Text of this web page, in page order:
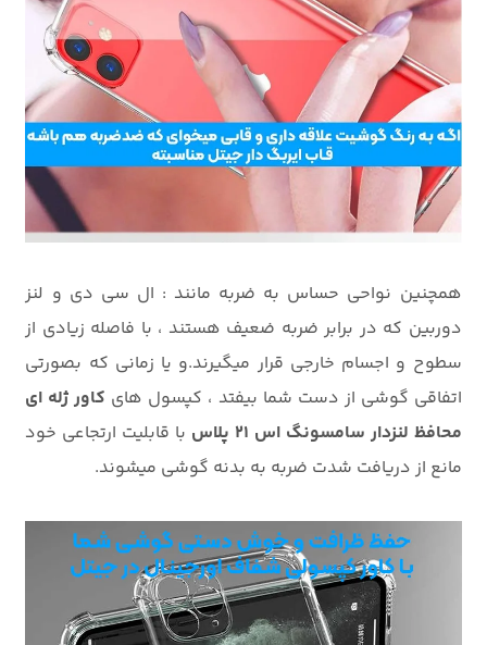
همچنین نواحی حساس به ضربه مانند : ال سی دی و لنز
دوربین که در برابر ضربه ضعیف هستند ، با فاصله زیادی از
سطوح و اجسام خارجی قرار میگیرند.و یا زمانی که بصورتی
اتفاقی گوشی از دست شما بیفتد ، کپسول های کاور ژله ای
محافظ لنزدار سامسونگ اس 21 پلاس
با قابلیت ارتجاعی خود
مانع از دریافت شدت ضربه به بدنه گوشی میشوند.